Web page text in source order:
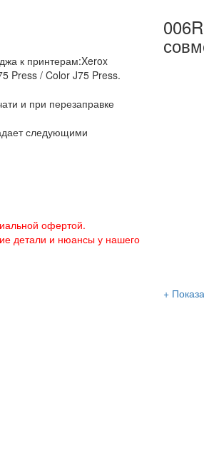
к принтерам:Xerox
Press / Color J75 Press.
и при перезаправке
следующими
офертой.
детали и нюансы у нашего
+